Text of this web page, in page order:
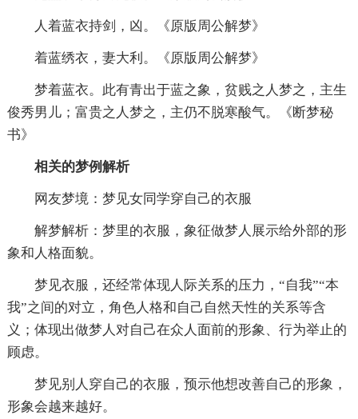
人着蓝衣持剑，凶。《原版周公解梦》
着蓝绣衣，妻大利。《原版周公解梦》
梦着蓝衣。此有青出于蓝之象，贫贱之人梦之，主生
俊秀男儿；富贵之人梦之，主仍不脱寒酸气。《断梦秘
书》
相关的梦例解析
网友梦境：梦见女同学穿自己的衣服
解梦解析：梦里的衣服，象征做梦人展示给外部的形
象和人格面貌。
梦见衣服，还经常体现人际关系的压力，“自我”“本
我”之间的对立，角色人格和自己自然天性的关系等含
义；体现出做梦人对自己在众人面前的形象、行为举止的
顾虑。
梦见别人穿自己的衣服，预示他想改善自己的形象，
形象会越来越好。